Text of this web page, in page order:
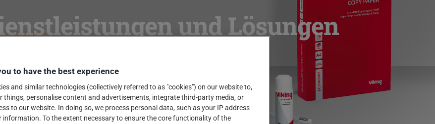
und Lösungen
to have the best experience
and similar technologies (collectively referred to as "cookies") on our website to,
things, personalise content and advertisements, integrate third-party media, or
to our website. In doing so, we process personal data, such as your IP address
information. To the extent necessary to ensure the core functionality of the